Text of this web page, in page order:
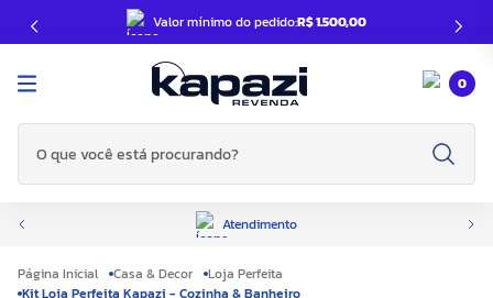
Valor mínimo do pedido:R$ 1.500,00
0
O que você está procurando?
Atendimento
Casa & Decor
Loja Perfeita
Kit Loja Perfeita Kapazi - Cozinha & Banheiro